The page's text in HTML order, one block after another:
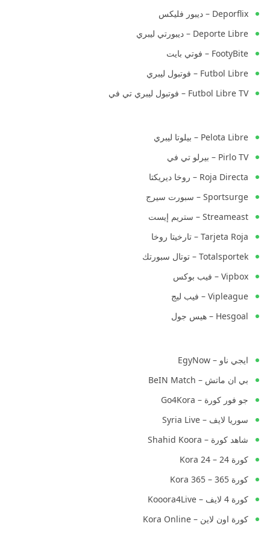
Deporflix – ديبور فليكس
Deporte Libre – ديبورتي ليبري
FootyBite – فوتي بايت
Futbol Libre – فوتبول ليبري
Futbol Libre TV – فوتبول ليبري تي في
Pelota Libre – بيلوتا ليبري
Pirlo TV – بيرلو تي في
Roja Directa – روخا ديريكتا
Sportsurge – سبورت سيرج
Streameast – ستريم إيست
Tarjeta Roja – تارخيتا روخا
Totalsportek – توتال سبورتك
Vipbox – فيب بوكس
Vipleague – فيب ليج
Hesgoal – هيس جول
ايجي ناو – EgyNow
بي ان ماتش – BeIN Match
جو فور كورة – Go4Kora
سوريا لايف – Syria Live
شاهد كورة – Shahid Koora
كورة 24 – Kora 24
كورة 365 – Kora 365
كورة 4 لايف – Kooora4Live
كورة اون لاين – Kora Online